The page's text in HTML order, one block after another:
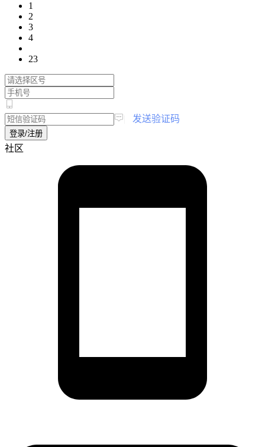
1
2
3
4
23
发送验证码
登录/注册
社区